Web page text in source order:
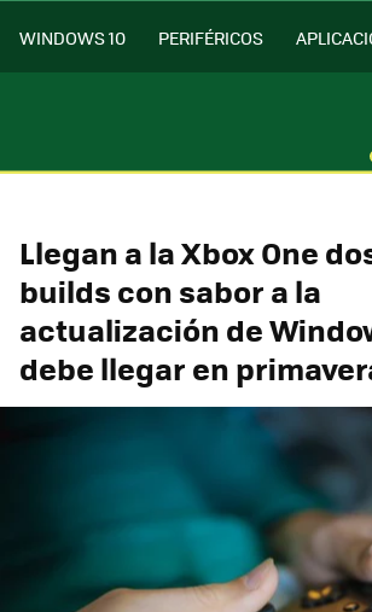
WINDOWS 10 PERIFÉRICOS
Llegan a la Xbox One
builds con sabor a la
actualización de
debe llegar en